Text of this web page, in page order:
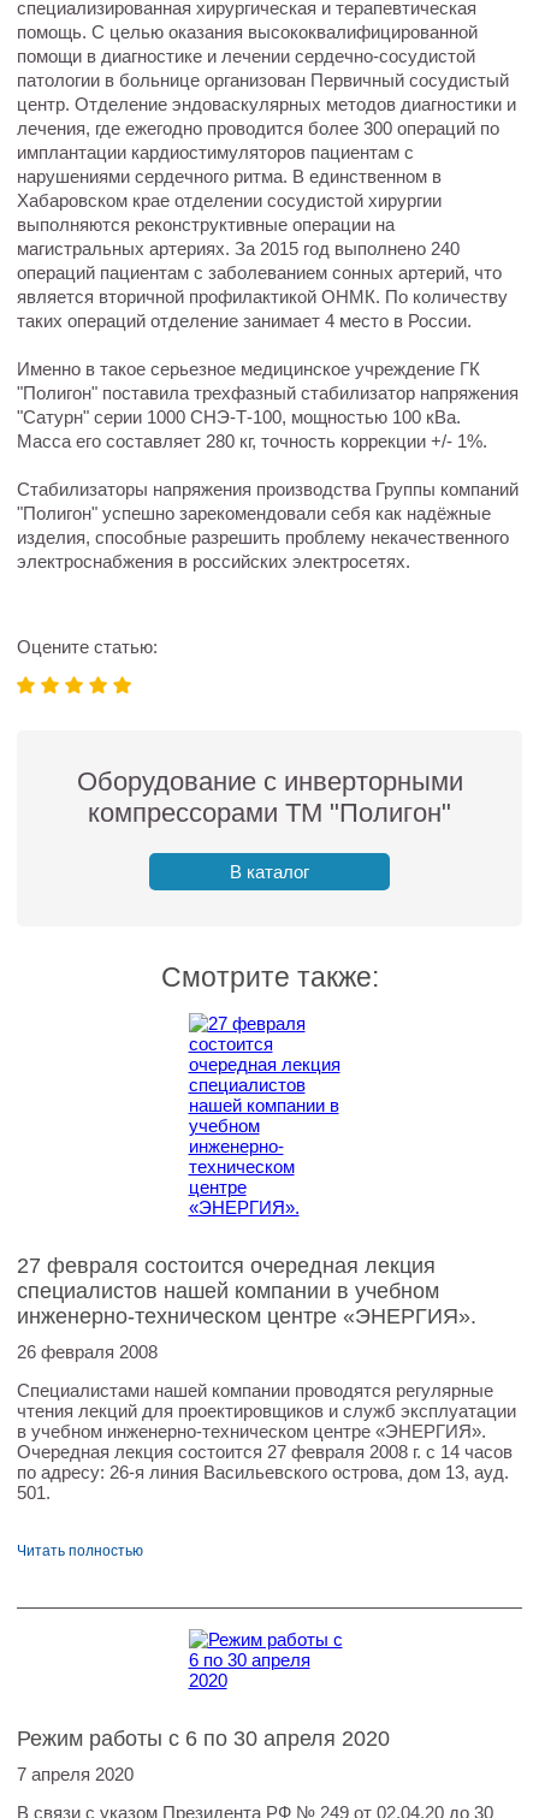
специализированная хирургическая и терапевтическая
помощь. С целью оказания высококвалифицированной
помощи в диагностике и лечении сердечно-сосудистой
патологии в больнице организован Первичный сосудистый
центр. Отделение эндоваскулярных методов диагностики и
лечения, где ежегодно проводится более 300 операций по
имплантации кардиостимуляторов пациентам с
нарушениями сердечного ритма. В единственном в
Хабаровском крае отделении сосудистой хирургии
выполняются реконструктивные операции на
магистральных артериях. За 2015 год выполнено 240
операций пациентам с заболеванием сонных артерий, что
является вторичной профилактикой ОНМК. По количеству
таких операций отделение занимает 4 место в России.
Именно в такое серьезное медицинское учреждение ГК
"Полигон" поставила трехфазный стабилизатор напряжения
"Сатурн" серии 1000 СНЭ-Т-100, мощностью 100 кВа.
Масса его составляет 280 кг, точность коррекции +/- 1%.
Стабилизаторы напряжения производства Группы компаний
"Полигон" успешно зарекомендовали себя как надёжные
изделия, способные разрешить проблему некачественного
электроснабжения в российских электросетях.
Оцените статью:
Оборудование с инверторными
компрессорами ТМ "Полигон"
В каталог
Смотрите также:
27 февраля состоится очередная лекция
специалистов нашей компании в учебном
инженерно-техническом центре «ЭНЕРГИЯ».
26 февраля 2008
Специалистами нашей компании проводятся регулярные
чтения лекций для проектировщиков и служб эксплуатации
в учебном инженерно-техническом центре «ЭНЕРГИЯ».
Очередная лекция состоится 27 февраля 2008 г. с 14 часов
по адресу: 26-я линия Васильевского острова, дом 13, ауд.
501.
Читать полностью
Режим работы с 6 по 30 апреля 2020
7 апреля 2020
В связи с указом Президента РФ № 249 от 02.04.20 до 30